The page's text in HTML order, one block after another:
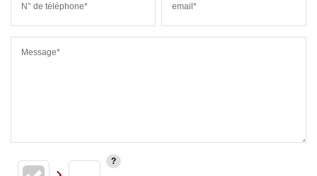
N° de téléphone* email*
Message*